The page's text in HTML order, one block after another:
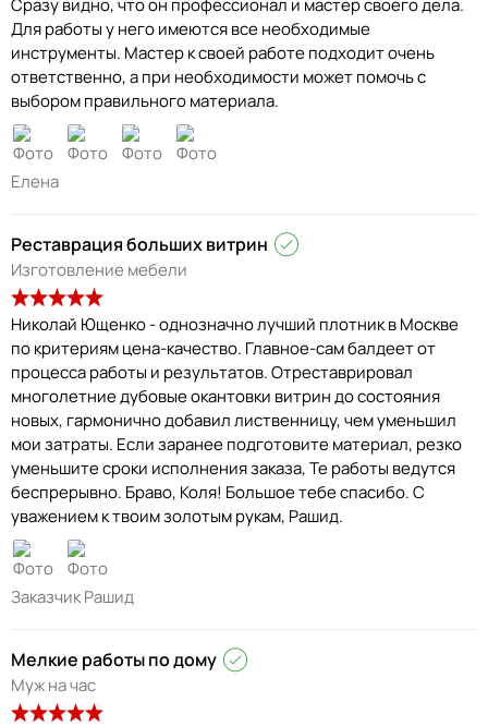
Сразу видно, что он профессионал и мастер своего дела.
Для работы у него имеются все необходимые
инструменты. Мастер к своей работе подходит очень
ответственно, а при необходимости может помочь с
выбором правильного материала.
Елена
Реставрация больших витрин
Изготовление мебели
Николай Ющенко - однозначно лучший плотник в Москве
по критериям цена-качество. Главное-сам балдеет от
процесса работы и результатов. Отреставрировал
многолетние дубовые окантовки витрин до состояния
новых, гармонично добавил лиственницу, чем уменьшил
мои затраты. Если заранее подготовите материал, резко
уменьшите сроки исполнения заказа, Те работы ведутся
беспрерывно. Браво, Коля! Большое тебе спасибо. С
уважением к твоим золотым рукам, Рашид.
Заказчик Рашид
Мелкие работы по дому
Муж на час